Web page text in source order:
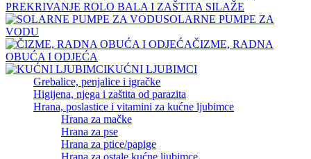
PREKRIVANJE ROLO BALA I ZAŠTITA SILAŽE
SOLARNE PUMPE ZA
VODU
ČIZME, RADNA
OBUĆA I ODJEĆA
KUĆNI LJUBIMCI
Grebalice, penjalice i igračke
Higijena, njega i zaštita od parazita
Hrana, poslastice i vitamini za kućne ljubimce
Hrana za mačke
Hrana za pse
Hrana za ptice/papige